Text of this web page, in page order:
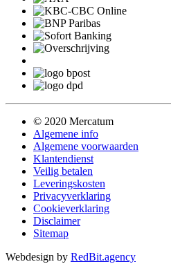
© 2020 Mercatum
Algemene info
Algemene voorwaarden
Klantendienst
Veilig betalen
Leveringskosten
Privacyverklaring
Cookieverklaring
Disclaimer
Sitemap
Webdesign by RedBit.agency